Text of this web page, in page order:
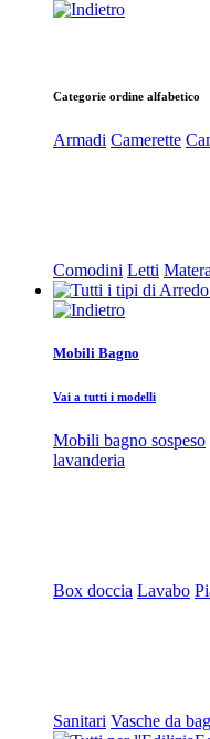
Categorie ordine alfabetico
Armadi Camerette
Comodini Letti
Mobili Bagno
Vai a tutti i modelli
Mobili bagno sospeso
lavanderia
Box doccia Lavabo
Sanitari Vasche da